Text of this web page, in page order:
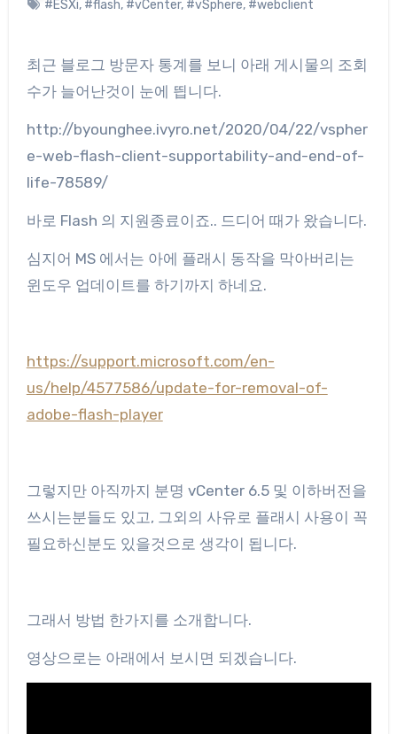
#ESXi, #flash, #vCenter, #vSphere, #webclient
최근 블로그 방문자 통계를 보니 아래 게시물의 조회
수가 늘어난것이 눈에 띕니다.
http://byounghee.ivyro.net/2020/04/22/vspher
e-web-flash-client-supportability-and-end-of-
life-78589/
바로 Flash 의 지원종료이죠.. 드디어 때가 왔습니다.
심지어 MS 에서는 아에 플래시 동작을 막아버리는
윈도우 업데이트를 하기까지 하네요.
https://support.microsoft.com/en-
us/help/4577586/update-for-removal-of-
adobe-flash-player
그렇지만 아직까지 분명 vCenter 6.5 및 이하버전을
쓰시는분들도 있고, 그외의 사유로 플래시 사용이 꼭
필요하신분도 있을것으로 생각이 됩니다.
그래서 방법 한가지를 소개합니다.
영상으로는 아래에서 보시면 되겠습니다.